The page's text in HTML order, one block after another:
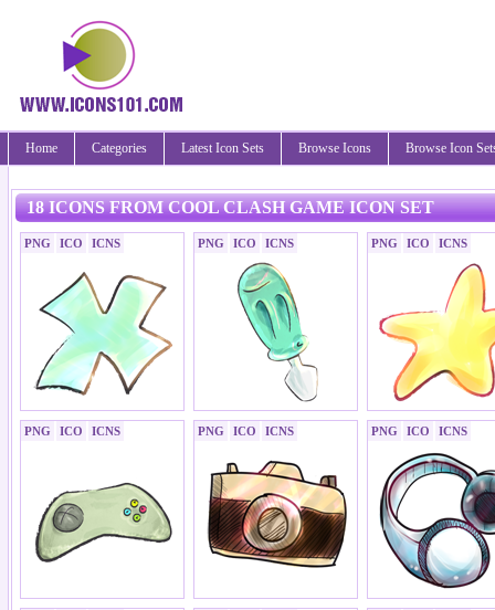
Home Categories Latest Icon Sets Browse Icons Browse Icon
18 ICONS FROM COOL CLASH GAME ICON SET
PNG ICO ICNS PNG ICO ICNS PNG ICO ICNS
PNG ICO ICNS PNG ICO ICNS PNG ICO ICNS